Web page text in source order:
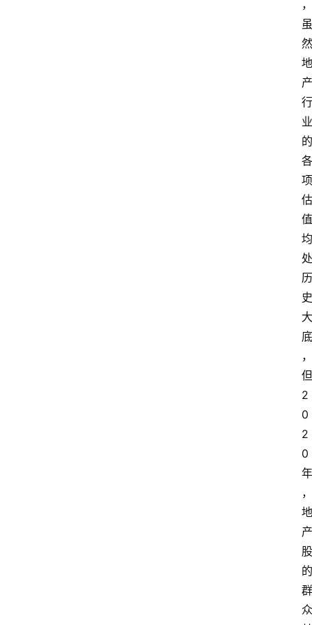
，
虽
然
地
产
行
业
的
各
项
估
值
均
处
历
史
大
底
，
但
2
0
2
0
年
，
地
产
股
的
群
众